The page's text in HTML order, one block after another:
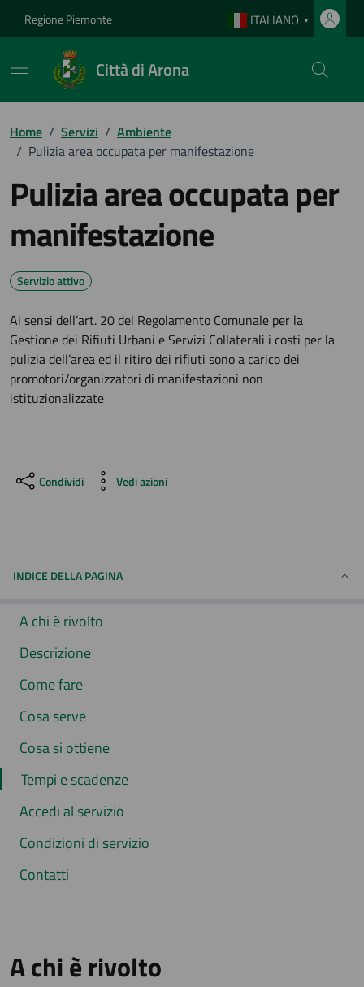
Regione Piemonte ITALIANO ▼
Città di Arona
Home / Servizi / Ambiente
/ Pulizia area occupata per manifestazione
Pulizia area occupata per
manifestazione
Servizio attivo
Ai sensi dell’art. 20 del Regolamento Comunale per la
Gestione dei Rifiuti Urbani e Servizi Collaterali i costi per la
pulizia dell’area ed il ritiro dei rifiuti sono a carico dei
promotori/organizzatori di manifestazioni non
istituzionalizzate
Condividi Vedi azioni
INDICE DELLA PAGINA
A chi è rivolto
Descrizione
Come fare
Cosa serve
Cosa si ottiene
Tempi e scadenze
Accedi al servizio
Condizioni di servizio
Contatti
A chi è rivolto